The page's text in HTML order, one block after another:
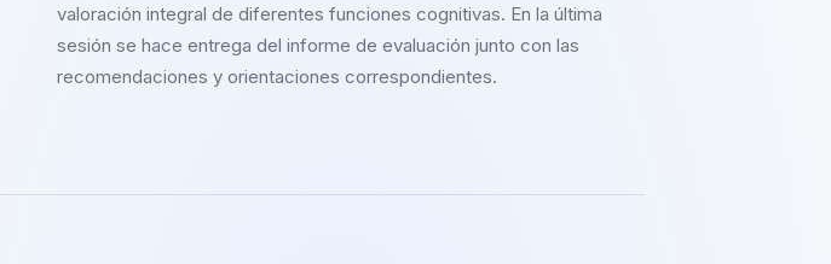
valoración integral de diferentes funciones cognitivas. En la última
sesión se hace entrega del informe de evaluación junto con las
recomendaciones y orientaciones correspondientes.